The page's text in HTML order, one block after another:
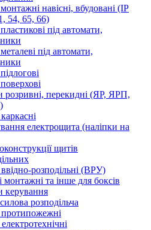
навісні, вбудовані (IP
54, 65, 66)
під автомати,
під автомати,
перекидні (ЯР, ЯРП,
електрощита (наліпки на
щитів
розподільні (ВРУ)
монтажні та інше для боксів
керування
розподільча